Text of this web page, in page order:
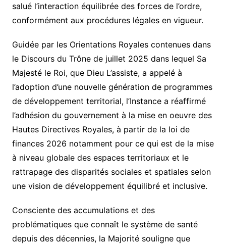
salué l’interaction équilibrée des forces de l’ordre,
conformément aux procédures légales en vigueur.
Guidée par les Orientations Royales contenues dans
le Discours du Trône de juillet 2025 dans lequel Sa
Majesté le Roi, que Dieu L’assiste, a appelé à
l’adoption d’une nouvelle génération de programmes
de développement territorial, l’Instance a réaffirmé
l’adhésion du gouvernement à la mise en oeuvre des
Hautes Directives Royales, à partir de la loi de
finances 2026 notamment pour ce qui est de la mise
à niveau globale des espaces territoriaux et le
rattrapage des disparités sociales et spatiales selon
une vision de développement équilibré et inclusive.
Consciente des accumulations et des
problématiques que connaît le système de santé
depuis des décennies, la Majorité souligne que